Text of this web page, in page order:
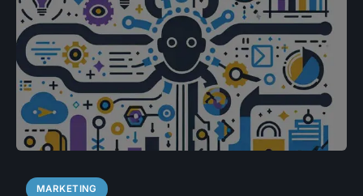
MARKETING